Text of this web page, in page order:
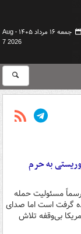
جمعه ۱۶ مرداد ۱۴۰۵ -
Aug
7 2026
به حرم
مسئولیت حمله
گرفت است اما صدای
بی‌وقفه تلاش